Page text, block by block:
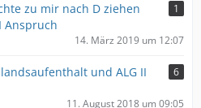
zu mir nach D ziehen
Anspruch
1
14. März 2019 um 12:07
und ALG II
6
11. August 2018 um 09:05